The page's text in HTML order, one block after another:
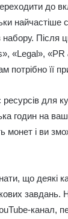
до
набору. Після
«Legal»,
потрібно її
для
годин на
монет і ви
що деякі
завдань.
канал,